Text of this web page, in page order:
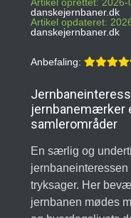
danskejernbaner.dk
Artikel opdateret:
danskejernbaner.dk
Anbefaling:
jernbanemærker
samlerområder
En særlig og
tryksager. Her
jernbanen mødes